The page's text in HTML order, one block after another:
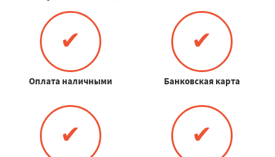
✔
Оплата наличными
✔
Банковская карта
✔ ✔